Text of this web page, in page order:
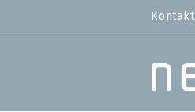
zum
MENU
Kontakt